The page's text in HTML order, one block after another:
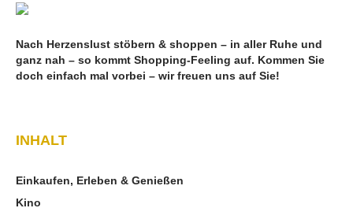
Nach Herzenslust stöbern & shoppen – in aller Ruhe und
ganz nah – so kommt Shopping-Feeling auf. Kommen Sie
doch einfach mal vorbei – wir freuen uns auf Sie!
INHALT
Einkaufen, Erleben & Genießen
Kino